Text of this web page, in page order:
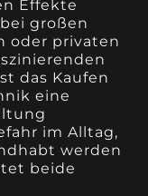
Effekte
großen
oder privaten
das Kaufen
eine
im Alltag,
werden
beide